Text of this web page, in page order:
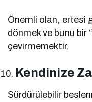
Önemli olan, ertesi
dönmek ve bunu bir
çevirmemektir.
Kendinize
Sürdürülebilir